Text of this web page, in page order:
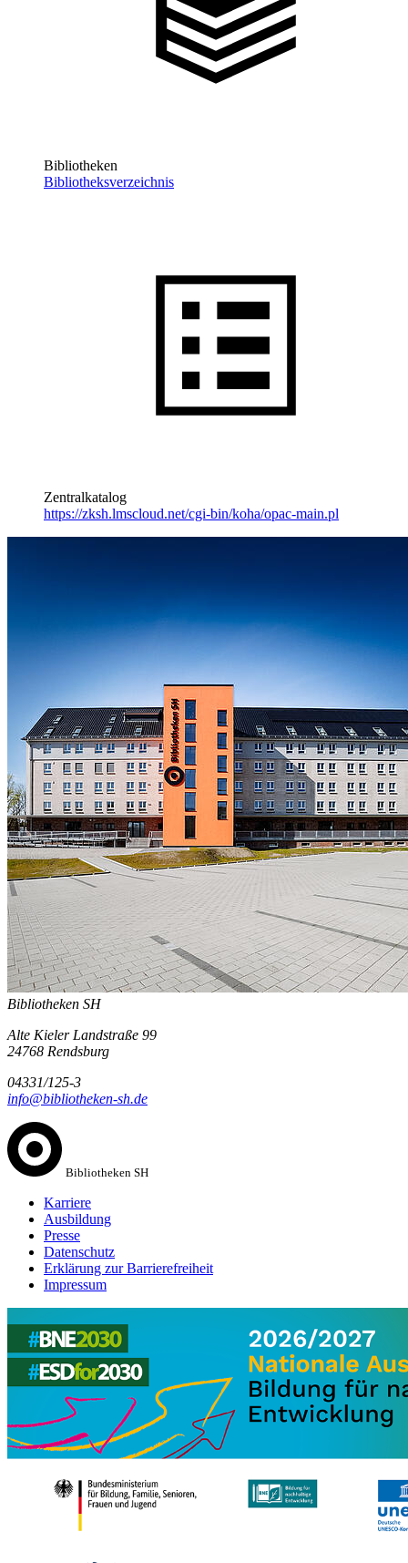
Bibliotheken
Bibliotheksverzeichnis
Zentralkatalog
https://zksh.lmscloud.net/cgi-bin/koha/opac-main.pl
Bibliotheken SH
Alte Kieler Landstraße 99
24768 Rendsburg
04331/125-3
info@bibliotheken-sh.de
Bibliotheken SH
Karriere
Ausbildung
Presse
Datenschutz
Erklärung zur Barrierefreiheit
Impressum